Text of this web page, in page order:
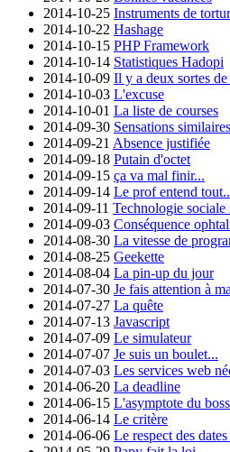
2014-10-25 Instruments de
2014-10-22 Hashage
2014-10-15 PHP Framework
2014-10-14 Statistiques Hadopi
2014-10-09 Il y a deux sortes
2014-10-03 L'excuse
2014-10-01 La liste de courses
2014-09-30 Sensations similaires
2014-09-21 Absence justifiée
2014-09-18 Putain d'octet
2014-09-15 ça va mal finir...
2014-09-14 Le prof entend
2014-09-11 Technologie sociale
2014-09-03 Conséquence
2014-08-30 La vitesse de
2014-08-25 Geekette
2014-08-04 La pin-up du jour
2014-07-30 Je fais attention à
2014-07-27 La quête
2014-07-13 Javascript
2014-07-09 Le simulateur
2014-07-07 Je suis un boulet...
2014-07-03 Les services web
2014-06-20 La deadline
2014-06-15 L'asymptote du boss
2014-06-14 Le critère
2014-06-06 Le respect des